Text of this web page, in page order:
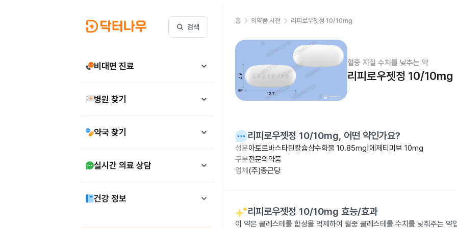
검색
비대면 진료
병원 찾기
약국 찾기
실시간 의료 상담
건강 정보
홈 의약품 사전 리피로우젯정 10/10mg
혈중 지질 수치를 낮추는 약
리피로우젯정 10/10mg
리피로우젯정 10/10mg, 어떤 약인가요?
성분아토르바스타틴칼슘삼수화물 10.85mg|에제티미브 10mg
구분전문의약품
업체 (주)종근당
리피로우젯정 10/10mg 효능/효과
이 약은 콜레스테롤 합성을 억제하여 혈중 콜레스테롤 수치를 낮춰주는 약